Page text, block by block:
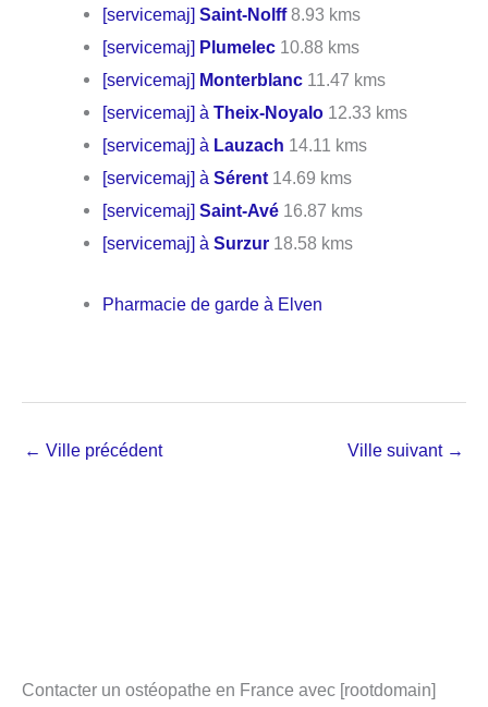
[servicemaj]Saint-Nolff8.93 kms
[servicemaj] Plumelec 10.88 kms
[servicemaj] Monterblanc 11.47 kms
[servicemaj] àTheix-Noyalo 12.33 kms
[servicemaj] à Lauzach 14.11 kms
[servicemaj] àSérent 14.69 kms
[servicemaj]Saint-Avé 16.87 kms
[servicemaj] àSurzur 18.58 kms
Pharmacie de garde à Elven
← Ville précédent Ville suivant →
Contacter un ostéopathe en France avec [rootdomain]